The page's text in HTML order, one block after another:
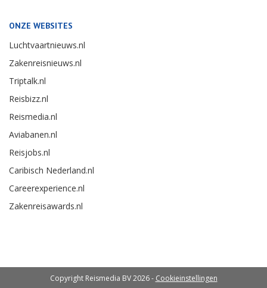
ONZE WEBSITES
Luchtvaartnieuws.nl
Zakenreisnieuws.nl
Triptalk.nl
Reisbizz.nl
Reismedia.nl
Aviabanen.nl
Reisjobs.nl
Caribisch Nederland.nl
Careerexperience.nl
Zakenreisawards.nl
Copyright Reismedia BV 2026 - Cookieinstellingen